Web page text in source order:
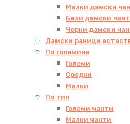
Малки дамски
Бели дамски
Черни дамски
Дамски раници
По големина
Големи
Средни
Малки
По тип
Големи чанти
Малки чанти